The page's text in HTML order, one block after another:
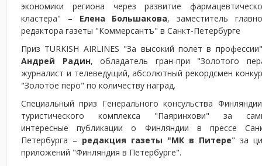
экономики региона через развитие
кластера" – Елена Большакова, заместитель
редактора газеты "Коммерсантъ" в Санкт-Петербурге
Приз TURKISH AIRLINES "За высокий полет в
Андрей Радин, обладатель гран-при "Золотого
журналист и телеведущий, абсолютный рекордсмен
"Золотое перо" по количеству наград.
Специальный приз Генерального консульства
туристического комплекса "Паяринхови" за
интересные публикации о Финляндии в прессе
Петербурга – редакция газеты "МК в Питере" за
приложений "Финляндия в Петербурге".